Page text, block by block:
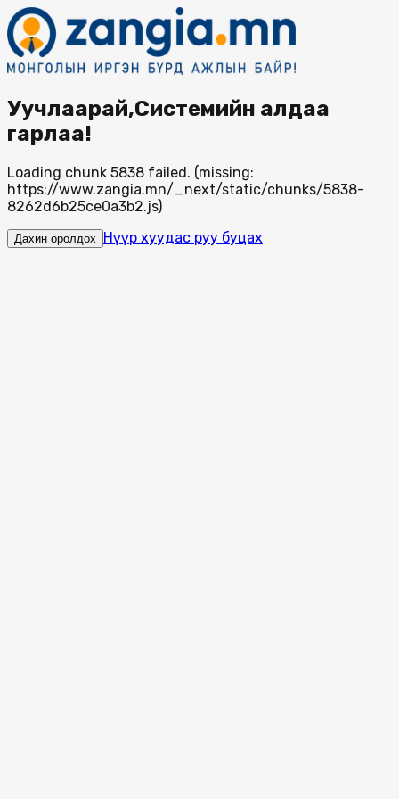
Уучлаарай,Системийн алдаа
гарлаа!
Loading chunk 5838 failed. (missing:
https://www.zangia.mn/_next/static/chunks/5838-
8262d6b25ce0a3b2.js)
Дахин оролдох Нүүр хуудас руу буцах